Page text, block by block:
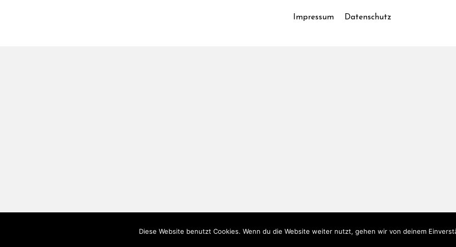
Impressum Datenschutz
Diese Website benutzt Cookies. Wenn du die Website weiter nutzt, gehen wir von deinem